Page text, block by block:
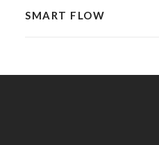
SMART FLOW